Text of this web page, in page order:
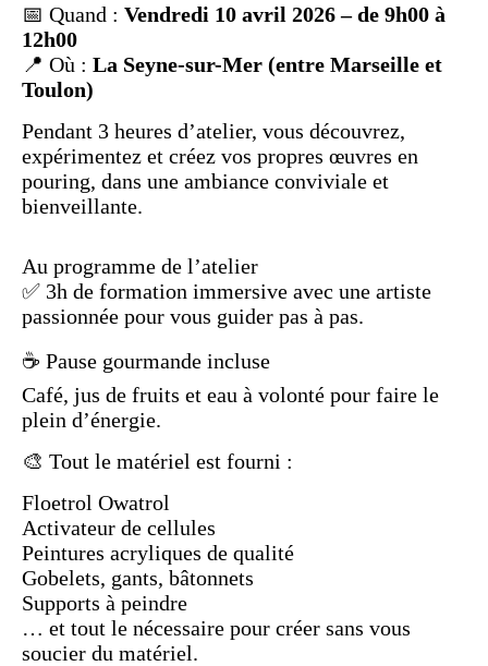
📅 Quand : Vendredi 10 avril 2026 – de 9h00 à
12h00
📍 Où : La Seyne-sur-Mer (entre Marseille et
Toulon)
Pendant 3 heures d’atelier, vous découvrez,
expérimentez et créez vos propres œuvres en
pouring, dans une ambiance conviviale et
bienveillante.
Au programme de l’atelier
✅ 3h de formation immersive avec une artiste
passionnée pour vous guider pas à pas.
☕ Pause gourmande incluse
Café, jus de fruits et eau à volonté pour faire le
plein d’énergie.
🎨 Tout le matériel est fourni :
Floetrol Owatrol
Activateur de cellules
Peintures acryliques de qualité
Gobelets, gants, bâtonnets
Supports à peindre
… et tout le nécessaire pour créer sans vous
soucier du matériel.